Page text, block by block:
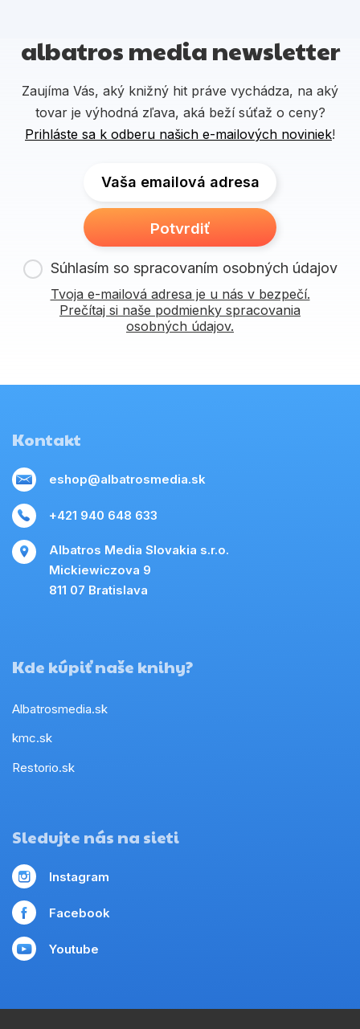
albatros media newsletter
Zaujíma Vás, aký knižný hit práve vychádza, na aký
tovar je výhodná zľava, aká beží súťaž o ceny?
Prihláste sa k odberu našich e-mailových noviniek!
Vaša emailová adresa
Potvrdiť
Súhlasím so spracovaním osobných údajov
Tvoja e-mailová adresa je u nás v bezpečí.
Prečítaj si naše podmienky spracovania
osobných údajov.
Kontakt
eshop@albatrosmedia.sk
+421 940 648 633
Albatros Media Slovakia s.r.o.
Mickiewiczova 9
811 07 Bratislava
Kde kúpiť naše knihy?
Albatrosmedia.sk
kmc.sk
Restorio.sk
Sledujte nás na sieti
Instagram
Facebook
Youtube